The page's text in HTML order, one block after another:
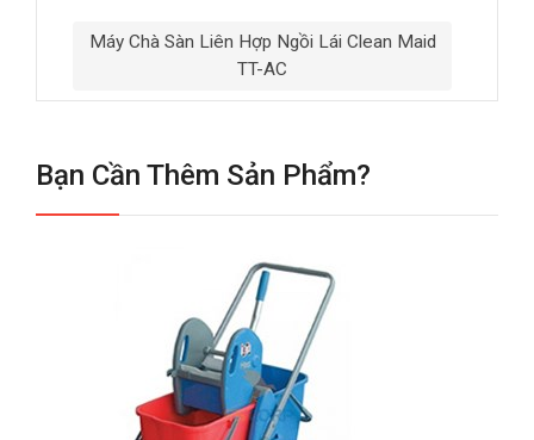
Máy Chà Sàn Liên Hợp Ngồi Lái Clean Maid
TT-AC
Bạn Cần Thêm Sản Phẩm?